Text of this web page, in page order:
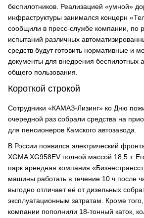
беспилотников. Реализацией «умной»
инфраструктуры занимался концерн
сообщили в пресс-службе компании, по
испытаний различных
средств будут готовить нормативные и
документы для внедрения беспилотных
общего пользования.
Короткой строкой
Сотрудники «КАМАЗ-Лизинг» ко Дню
очередной раз собрали средства на
для пенсионеров Камского автозавода.
В России появился электрический
XGMA XG958EV полной массой 18,5 т.
парк арендная компания
машины работать в течение 10 ч после
выгодно отличает её от дизельных
эксплуатационным затратам. Кроме
компании пополнили 18-тонный каток,